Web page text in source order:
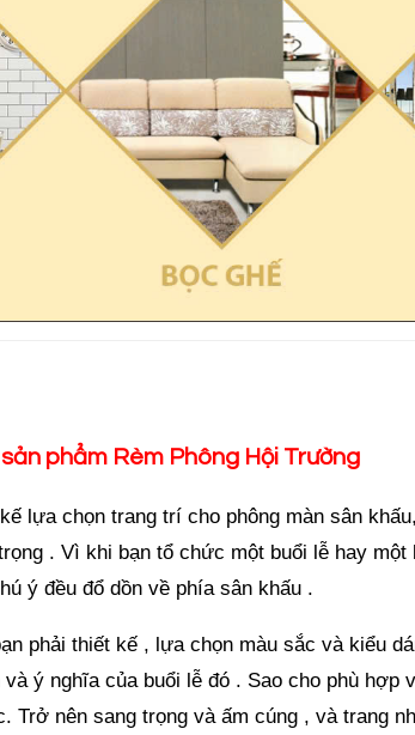
phẩm Rèm Phông Hội Trường
lựa chọn trang trí cho phông màn sân
. Vì khi bạn tổ chức một buổi lễ hay
ý đều đổ dồn về phía sân khấu .
phải thiết kế , lựa chọn màu sắc và kiểu
ý nghĩa của buổi lễ đó . Sao cho phù hợp
Trở nên sang trọng và ấm cúng , và trang